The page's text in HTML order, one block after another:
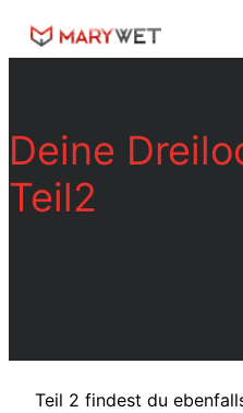
Inhalt
Deine
Teil2
Teil 2 findest du